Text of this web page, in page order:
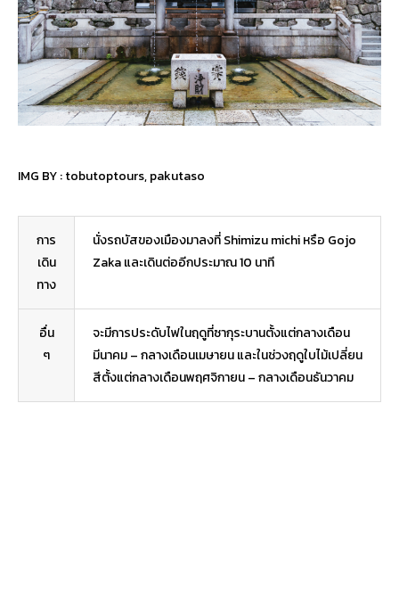
IMG BY :tobutoptours,pakutaso
การ
เดิน
ทาง
นั่งรถบัสของเมืองมาลงที่ Shimizu michi หรือ Gojo
Zaka และเดินต่ออีกประมาณ 10 นาที
อื่น
ๆ
จะมีการประดับไฟในฤดูที่ซากุระบานตั้งแต่กลางเดือน
มีนาคม – กลางเดือนเมษายน และในช่วงฤดูใบไม้เปลี่ยน
สีตั้งแต่กลางเดือนพฤศจิกายน – กลางเดือนธันวาคม